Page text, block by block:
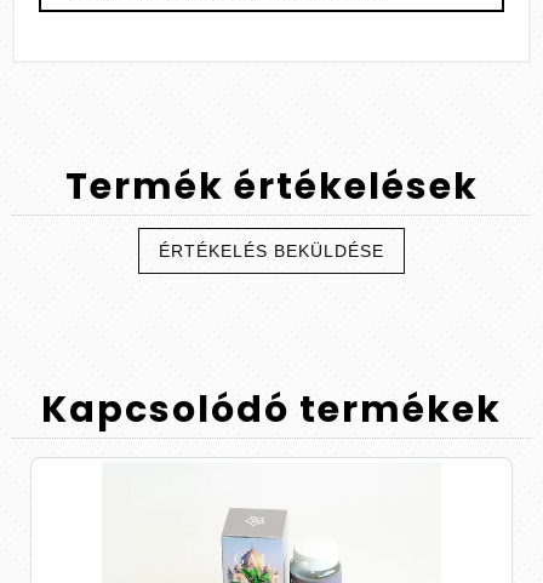
Termék értékelések
ÉRTÉKELÉS BEKÜLDÉSE
Kapcsolódó termékek